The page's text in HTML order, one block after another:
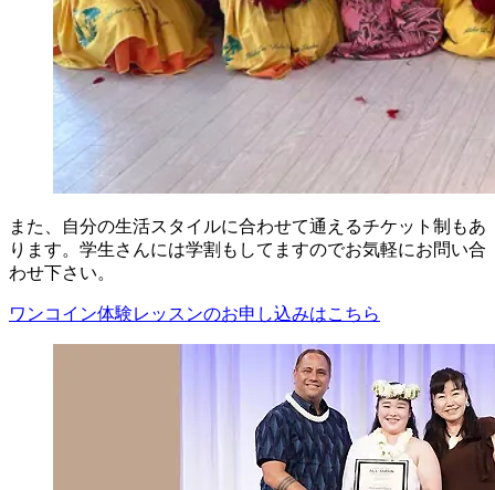
また、自分の生活スタイルに合わせて通えるチケット制もあ
ります。学生さんには学割もしてますのでお気軽にお問い合
わせ下さい。
ワンコイン体験レッスンのお申し込みはこちら